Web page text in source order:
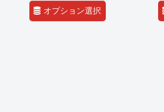
オプション選択